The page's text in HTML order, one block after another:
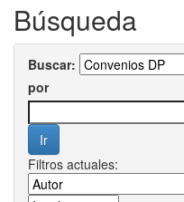
Búsqueda
Buscar:
por
Filtros actuales: